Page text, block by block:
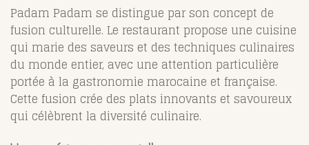
Padam Padam se distingue par son concept de
fusion culturelle. Le restaurant propose une cuisine
qui marie des saveurs et des techniques culinaires
du monde entier, avec une attention particulière
portée à la gastronomie marocaine et française.
Cette fusion crée des plats innovants et savoureux
qui célèbrent la diversité culinaire.